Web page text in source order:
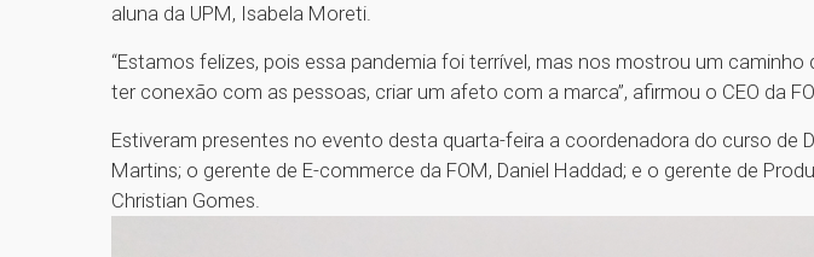
aluna da UPM, Isabela Moreti.
“Estamos felizes, pois essa pandemia foi terrível, mas nos mostrou um caminho
ter conexão com as pessoas, criar um afeto com a marca”, afirmou o CEO da
Estiveram presentes no evento desta quarta-feira a coordenadora do curso de
Martins; o gerente de E-commerce da FOM, Daniel Haddad; e o gerente de
Christian Gomes.